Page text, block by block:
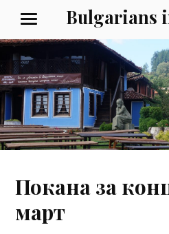
съдържаниетоBulgarians
МЕНЮ
Покана за
март